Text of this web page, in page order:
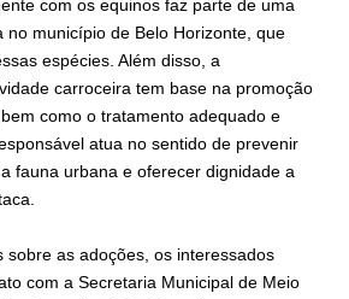
com os equinos faz parte de uma
no município de Belo Horizonte, que
espécies. Além disso, a
carroceira tem base na promoção
como o tratamento adequado e
atua no sentido de prevenir
fauna urbana e oferecer dignidade a
sobre as adoções, os interessados
com a Secretaria Municipal de Meio